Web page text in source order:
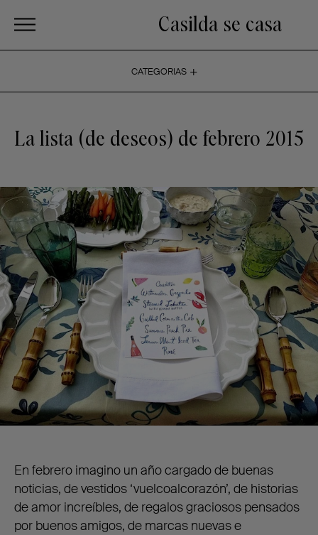
Casilda se casa
CATEGORIAS +
La lista (de deseos) de febrero 2015
En febrero imagino un año cargado de buenas
noticias, de vestidos ‘vuelcoalcorazón’, de historias
de amor increíbles, de regalos graciosos pensados
por buenos amigos, de marcas nuevas e